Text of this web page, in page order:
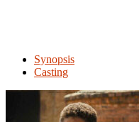
Synopsis
Casting